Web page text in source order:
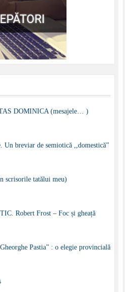
DOMINICA (mesajele… )
Un breviar de semiotică ,,domestică”
scrisorile tatălui meu)
Robert Frost – Foc și gheață
Pastia” : o elegie provincială